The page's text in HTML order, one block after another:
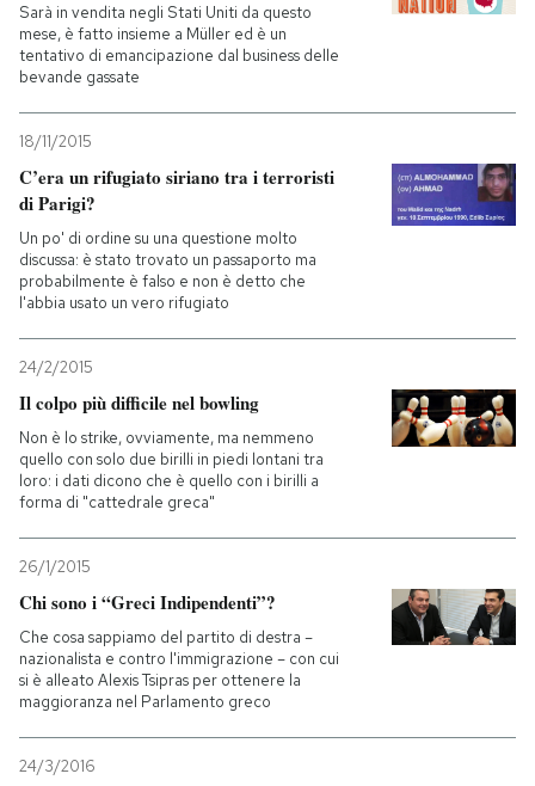
AREA PERSONALE
Sarà in vendita negli Stati Uniti da questo
mese, è fatto insieme a Müller ed è un
tentativo di emancipazione dal business delle
bevande gassate
18/11/2015
C’era un rifugiato siriano tra i terroristi
di Parigi?
Un po' di ordine su una questione molto
discussa: è stato trovato un passaporto ma
probabilmente è falso e non è detto che
l'abbia usato un vero rifugiato
24/2/2015
Il colpo più difficile nel bowling
Non è lo strike, ovviamente, ma nemmeno
quello con solo due birilli in piedi lontani tra
loro: i dati dicono che è quello con i birilli a
forma di "cattedrale greca"
26/1/2015
Chi sono i “Greci Indipendenti”?
Che cosa sappiamo del partito di destra –
nazionalista e contro l'immigrazione – con cui
si è alleato Alexis Tsipras per ottenere la
maggioranza nel Parlamento greco
24/3/2016